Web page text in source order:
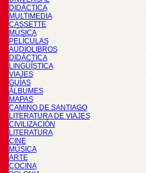
DIDÁCTICA
MULTIMEDIA
CASSETTE
MÚSICA
PELÍCULAS
AUDIOLIBROS
DIDÁCTICA
LINGÜÍSTICA
VIAJES
GUÍAS
ÁLBUMES
MAPAS
CAMINO DE SANTIAGO
LITERATURA DE VIAJES
CIVILIZACIÓN
LITERATURA
CINE
MÚSICA
ARTE
COCINA